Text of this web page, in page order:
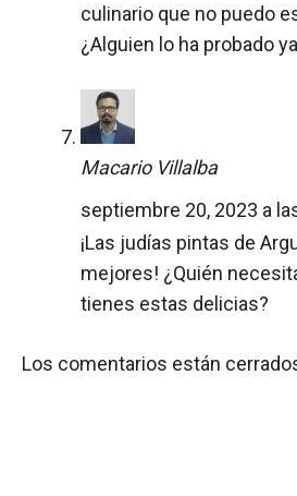
culinario que no puedo
¿Alguien lo ha probado
Macario Villalba
septiembre 20, 2023 a
¡Las judías pintas de
mejores! ¿Quién
tienes estas delicias?
Los comentarios están